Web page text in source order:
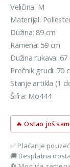
Veličina: M
Materijal:
Dužina: 89 cm
Ramena: 59 cm
Dužina rukava: 67
Prečnik grudi: 70
Stanje artikla (1
Šifra: Mo444
🔥 Ostao još
✅ Plaćanje
🚚 Besplatna